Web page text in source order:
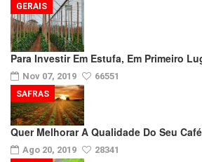
Para Investir Em Estufa, Em Primeiro
Nov 07, 2019 66551
GERAIS
Quer Melhorar A Qualidade Do Seu
Ago 20, 2019 28341
SAFRAS